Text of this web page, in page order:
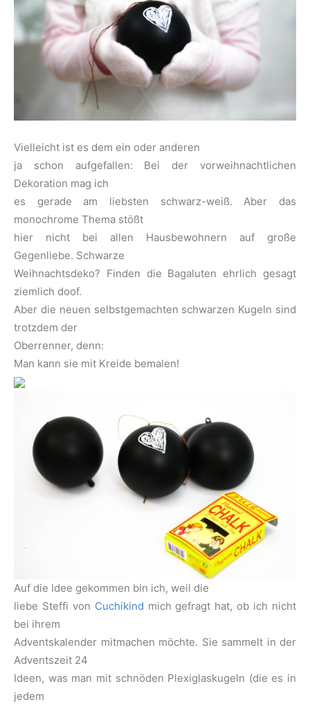
Vielleicht ist es dem ein oder anderen
ja schon aufgefallen: Bei der vorweihnachtlichen
Dekoration mag ich
es gerade am liebsten schwarz-weiß. Aber das
monochrome Thema stößt
hier nicht bei allen Hausbewohnern auf große
Gegenliebe. Schwarze
Weihnachtsdeko? Finden die Bagaluten ehrlich gesagt
ziemlich doof.
Aber die neuen selbstgemachten schwarzen Kugeln sind
trotzdem der
Oberrenner, denn:
Man kann sie mit Kreide bemalen!
Auf die Idee gekommen bin ich, weil die
liebe Steffi von Cuchikind mich gefragt hat, ob ich nicht
bei ihrem
Adventskalender mitmachen möchte. Sie sammelt in der
Adventszeit 24
Ideen, was man mit schnöden Plexiglaskugeln (die es in
jedem